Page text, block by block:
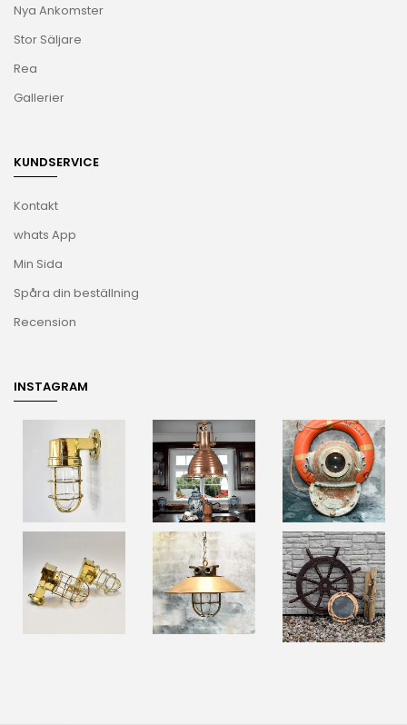
Nya Ankomster
Stor Säljare
Rea
Gallerier
KUNDSERVICE
Kontakt
whats App
Min Sida
Spåra din beställning
Recension
INSTAGRAM